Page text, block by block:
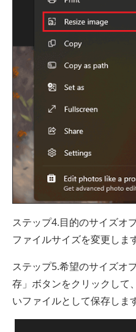
ステップ4.目的のサイズオ
ファイルサイズを変更します
ステップ5.希望のサイズオ
存」ボタンをクリックして
いファイルとして保存します